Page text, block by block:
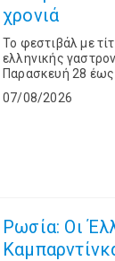
χρονιά
Το φεστιβάλ με
ελληνικής
Παρασκευή 28 έως
07/08/2026
Ρωσία: Οι